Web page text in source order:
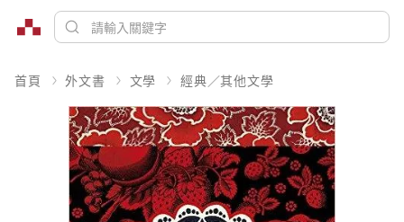
首頁 外文書 文學 經典／其他文學